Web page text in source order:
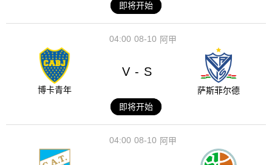
即将开始
08-10
04:00 阿甲
博卡青年
V - S
萨斯菲尔德
即将开始
08-10
04:00 阿甲